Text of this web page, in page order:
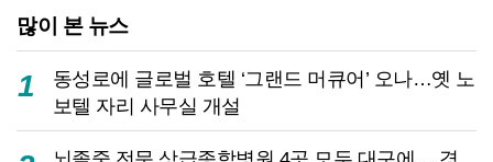
많이 본 뉴스
1
동성로에 글로벌 호텔 ‘그랜드 머큐어’ 오나…옛 노
보텔 자리 사무실 개설